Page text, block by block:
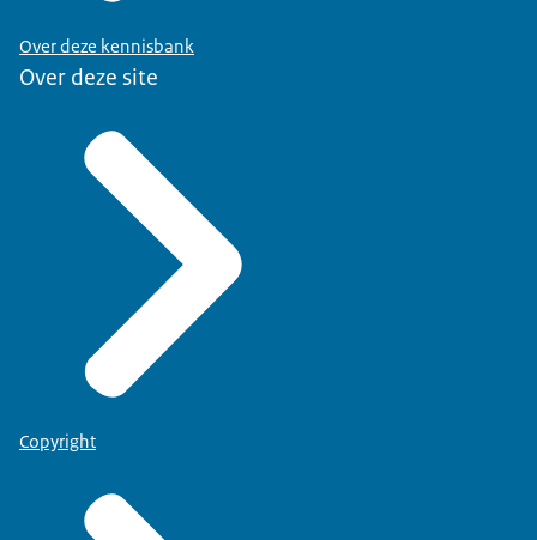
Over deze kennisbank
Over deze site
Copyright